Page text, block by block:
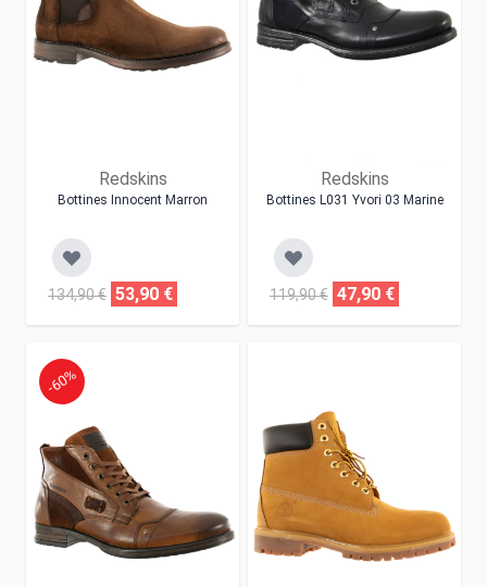
Redskins
Bottines Innocent Marron
134,90 € 53,90 €
Redskins
Bottines L031 Yvori 03 Marine
119,90 € 47,90 €
-60%